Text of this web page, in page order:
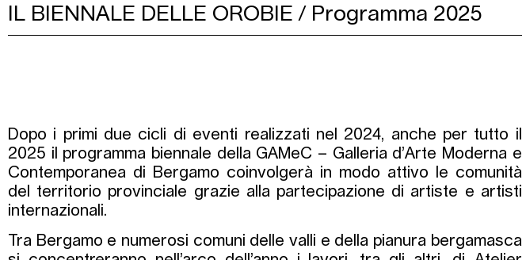
IL BIENNALE DELLE OROBIE / Programma 2025
Dopo i primi due cicli di eventi realizzati nel 2024, anche per tutto il
2025 il programma biennale della GAMeC – Galleria d’Arte Moderna e
Contemporanea di Bergamo coinvolgerà in modo attivo le comunità
del territorio provinciale grazie alla partecipazione di artiste e artisti
internazionali.
Tra Bergamo e numerosi comuni delle valli e della pianura bergamasca